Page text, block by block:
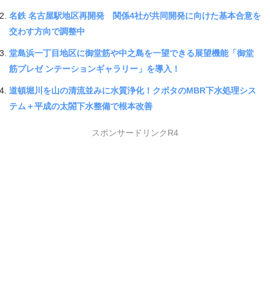
名鉄 名古屋駅地区再開発 関係4社が共同開発に向けた基本合意を
交わす方向で調整中
堂島浜一丁目地区に御堂筋や中之島を一望できる展望機能「御堂
筋プレゼ ンテーションギャラリー」を導入！
道頓堀川を山の清流並みに水質浄化！クボタのMBR下水処理シス
テム＋平成の太閤下水整備で根本改善
スポンサードリンクR4